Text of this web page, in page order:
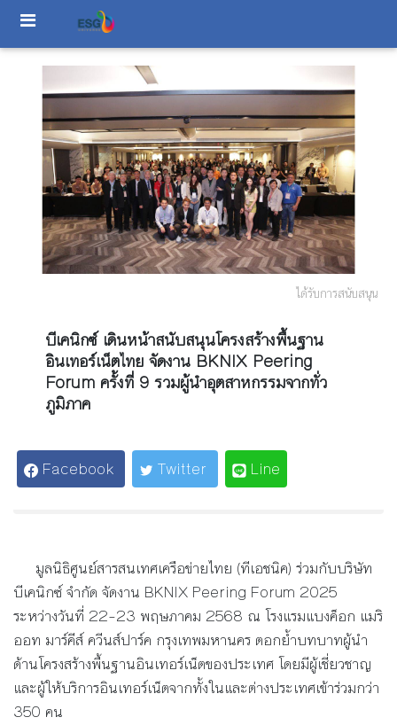
ได้รับการสนับสนุน
บีเคนิกซ์ เดินหน้าสนับสนุนโครงสร้างพื้นฐาน
อินเทอร์เน็ตไทย จัดงาน BKNIX Peering
Forum ครั้งที่ 9 รวมผู้นำอุตสาหกรรมจากทั่ว
ภูมิภาค
Facebook Twitter Line
มูลนิธิศูนย์สารสนเทศเครือข่ายไทย (ทีเอชนิค) ร่วมกับบริษัท
บีเคนิกซ์ จำกัด จัดงาน BKNIX Peering Forum 2025
ระหว่างวันที่ 22–23 พฤษภาคม 2568 ณ โรงแรมแบงค็อก แมริ
ออท มาร์คีส์ ควีนส์ปาร์ค กรุงเทพมหานคร ตอกย้ำบทบาทผู้นำ
ด้านโครงสร้างพื้นฐานอินเทอร์เน็ตของประเทศ โดยมีผู้เชี่ยวชาญ
และผู้ให้บริการอินเทอร์เน็ตจากทั้งในและต่างประเทศเข้าร่วมกว่า
350 คน